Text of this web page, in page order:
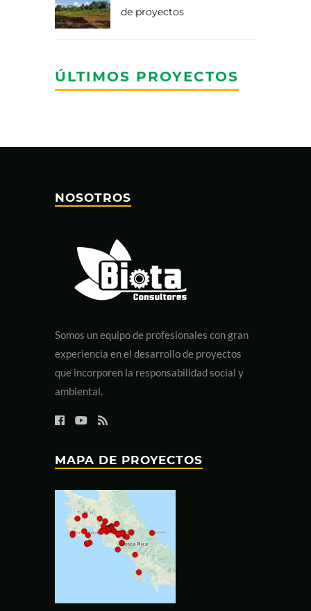
de proyectos
ÚLTIMOS PROYECTOS
NOSOTROS
Somos un equipo de profesionales con gran
experiencia en el desarrollo de proyectos
que incorporen la responsabilidad social y
ambiental.
MAPA DE PROYECTOS